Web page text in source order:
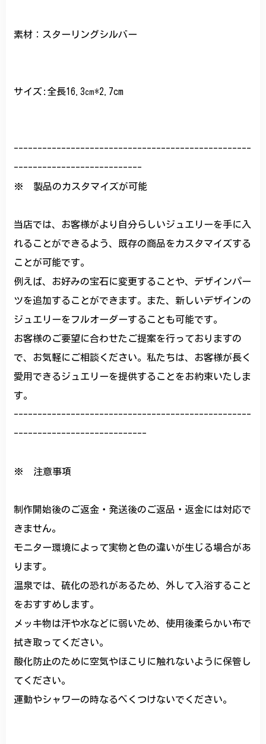
素材：スターリングシルバー
サイズ:全長16.3㎝*2.7cm
--------------------------------------------------
---------------------------
※ 製品のカスタマイズが可能
当店では、お客様がより自分らしいジュエリーを手に入
れることができるよう、既存の商品をカスタマイズする
ことが可能です。
例えば、お好みの宝石に変更することや、デザインパー
ツを追加することができます。また、新しいデザインの
ジュエリーをフルオーダーすることも可能です。
お客様のご要望に合わせたご提案を行っておりますの
で、お気軽にご相談ください。私たちは、お客様が長く
愛用できるジュエリーを提供することをお約束いたしま
す。
--------------------------------------------------
----------------------------
※ 注意事項
制作開始後のご返金・発送後のご返品・返金には対応で
きません。
モニター環境によって実物と色の違いが生じる場合があ
ります。
温泉では、硫化の恐れがあるため、外して入浴すること
をおすすめします。
メッキ物は汗や水などに弱いため、使用後柔らかい布で
拭き取ってください。
酸化防止のために空気やほこりに触れないように保管し
てください。
運動やシャワーの時なるべくつけないでください。